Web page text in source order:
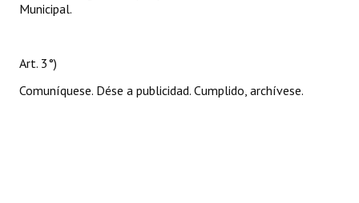
Municipal.
Art. 3°)
Comuníquese. Dése a publicidad. Cumplido, archívese.